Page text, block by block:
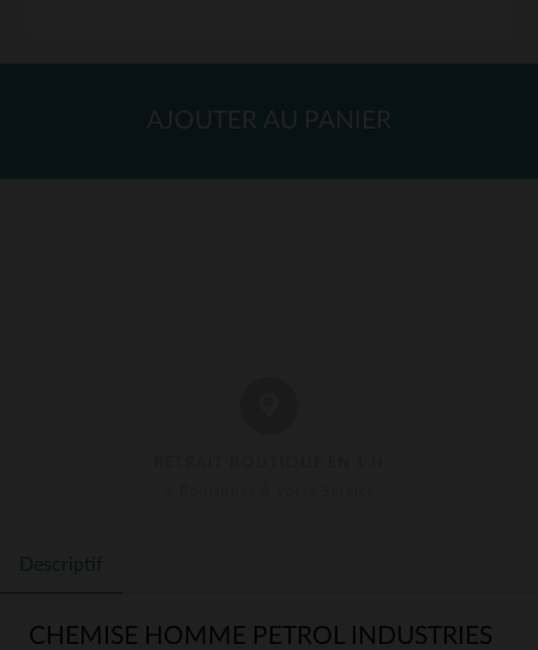
AJOUTER AU PANIER
Descriptif
CHEMISE HOMME PETROL INDUSTRIES